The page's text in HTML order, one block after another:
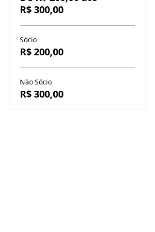
R$ 300,00
Sócio
R$ 200,00
Não Sócio
R$ 300,00